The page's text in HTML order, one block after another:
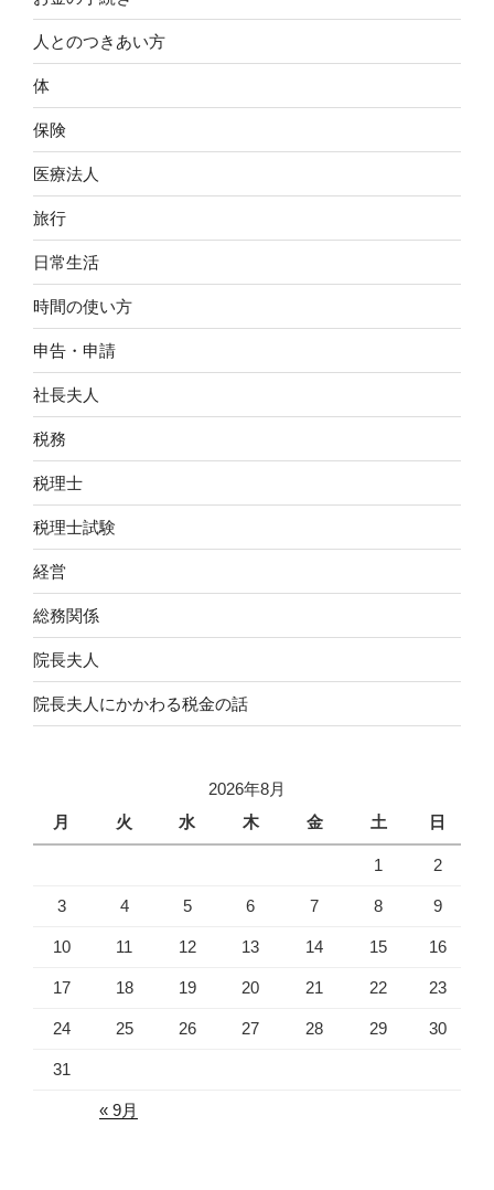
人とのつきあい方
体
保険
医療法人
旅行
日常生活
時間の使い方
申告・申請
社長夫人
税務
税理士
税理士試験
経営
総務関係
院長夫人
院長夫人にかかわる税金の話
2026年8月
月
火 水 木 金 土 日
1 2
3 4 5 6 7 8 9
10 11 12 13 14 15 16
17 18 19 20 21 22 23
24 25 26 27 28 29 30
31
« 9月